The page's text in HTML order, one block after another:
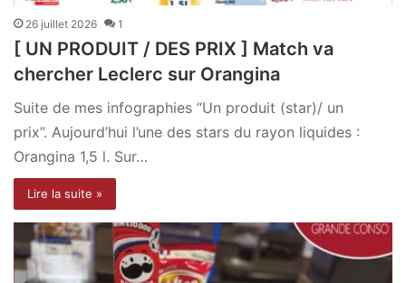
26 juillet 2026 1
[ UN PRODUIT / DES PRIX ] Match va
chercher Leclerc sur Orangina
Suite de mes infographies “Un produit (star)/ un
prix”. Aujourd’hui l’une des stars du rayon liquides :
Orangina 1,5 l. Sur…
Lire la suite »